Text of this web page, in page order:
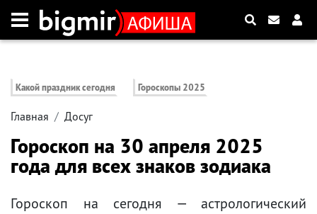
Какой праздник сегодня Гороскопы 2025
Главная Досуг
Гороскоп на 30 апреля 2025
года для всех знаков зодиака
Гороскоп на сегодня — астрологический